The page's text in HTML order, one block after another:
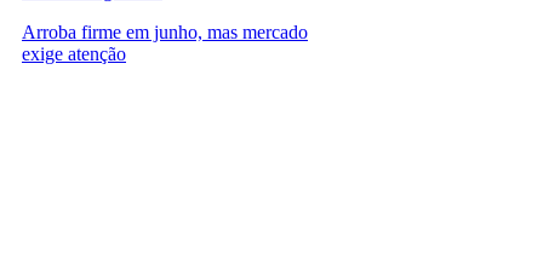
Arroba firme em junho, mas mercado
exige atenção